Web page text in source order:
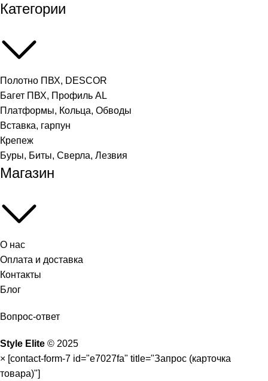
Категории
Полотно ПВХ, DESCOR
Багет ПВХ, Профиль AL
Платформы, Кольца, Обводы
Вставка, гарпун
Крепеж
Буры, Биты, Сверла, Лезвия
Магазин
О нас
Оплата и доставка
Контакты
Блог
Вопрос-ответ
Style Elite © 2025
× [contact-form-7 id="e7027fa" title="Запрос (карточка
товара)"]